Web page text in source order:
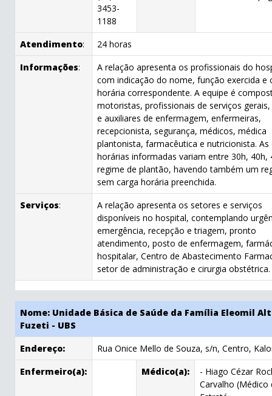
3453-
1188
Atendimento:
24 horas
Informações:
A relação apresenta os profissionais do
com indicação do nome, função exercida e
horária correspondente. A equipe é
motoristas, profissionais de serviços
e auxiliares de enfermagem, enfermeiras,
recepcionista, segurança, médicos, médica
plantonista, farmacêutica e nutricionista. As
horárias informadas variam entre 30h, 40h,
regime de plantão, havendo também um
sem carga horária preenchida.
Serviços:
A relação apresenta os setores e serviços
disponíveis no hospital, contemplando
emergência, recepção e triagem, pronto
atendimento, posto de enfermagem,
hospitalar, Centro de Abastecimento
setor de administração e cirurgia obstétrica.
Nome: Unidade Básica de Saúde da Família Eleomil
Fuzeti - UBS
Endereço:
Rua Onice Mello de Souza, s/n, Centro,
Enfermeiro(a):
Médico(a):
- Hiago Cézar
Carvalho (Médico